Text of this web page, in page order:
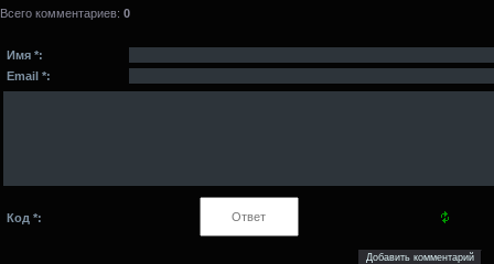
Всего комментариев: 0
Имя *:
Email *:
Код *: